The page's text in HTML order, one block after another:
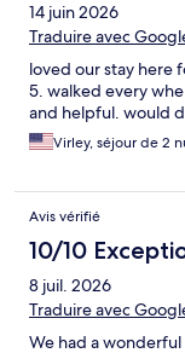
14 juin 2026
Traduire avec
loved our stay here
5. walked every
and helpful. would
Virley, séjour de 2
Avis vérifié
10/10
8 juil. 2026
Traduire avec
We had a wonderful